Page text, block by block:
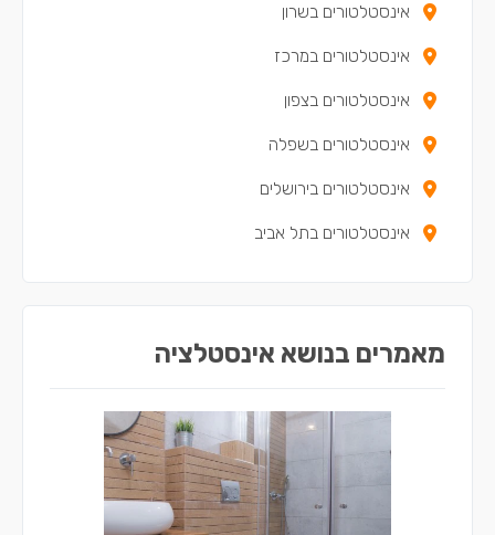
אינסטלטורים בשרון
אינסטלטורים במרכז
אינסטלטורים בצפון
אינסטלטורים בשפלה
אינסטלטורים בירושלים
אינסטלטורים בתל אביב
מאמרים בנושא אינסטלציה